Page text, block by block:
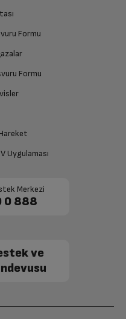
Formu
Formu
Uygulaması
Merkezi
0 888
ve